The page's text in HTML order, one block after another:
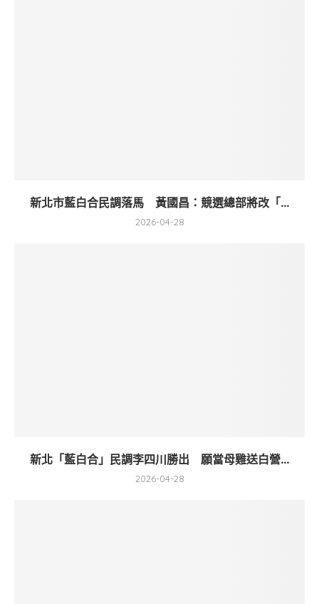
新北市藍白合民調落馬 黃國昌：競選總部將改「...
2026-04-28
新北「藍白合」民調李四川勝出 願當母雞送白營...
2026-04-28